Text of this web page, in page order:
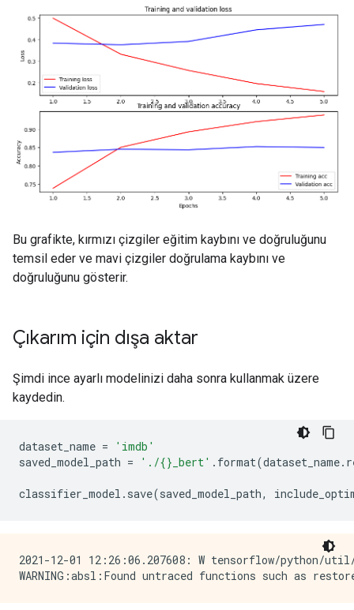
Bu grafikte, kırmızı çizgiler eğitim kaybını ve doğruluğunu
temsil eder ve mavi çizgiler doğrulama kaybını ve
doğruluğunu gösterir.
Çıkarım için dışa aktar
Şimdi ince ayarlı modelinizi daha sonra kullanmak üzere
kaydedin.
dataset_name =
'imdb'
saved_model_path = './{}_bert' . format(dataset_name.
classifier_model . save(saved_model_path,
2021-12-01 12:26:06.207608: W tensorflow/